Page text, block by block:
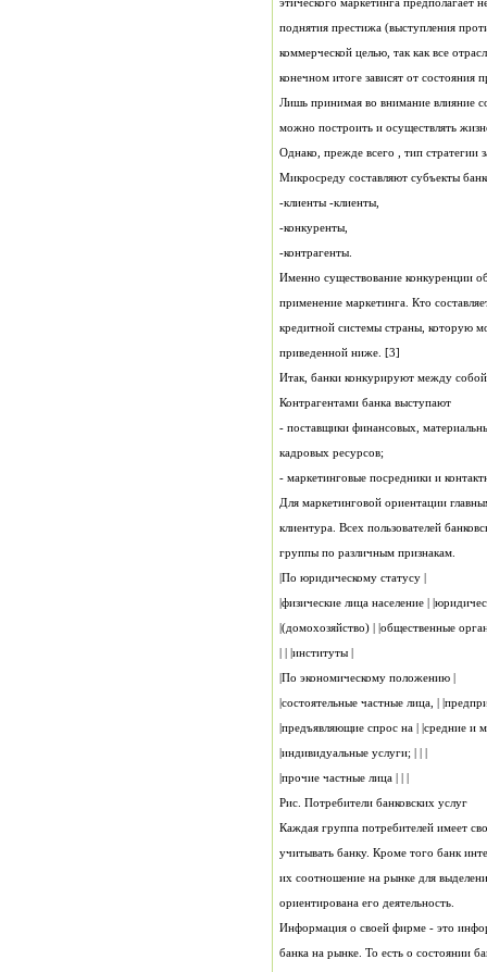
конечном итоге зависят от состояния
Однако, прежде всего , тип стратегии
Микросреду составляют субъекты
-клиенты -клиенты,
-конкуренты,
-контрагенты.
приведенной ниже. [3]
Итак, банки конкурируют между
Контрагентами банка выступают
кадровых ресурсов;
- маркетинговые посредники и
группы по различным признакам.
|По юридическому статусу |
| | |институты |
|По экономическому положению |
|индивидуальные услуги; | | |
|прочие частные лица | | |
Рис. Потребители банковских услуг
ориентирована его деятельность.